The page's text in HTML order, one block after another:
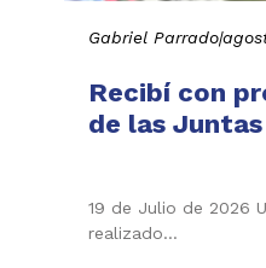
Gabriel Parrado|
Recibí con
de las
19 de Julio de 2026
realizado…